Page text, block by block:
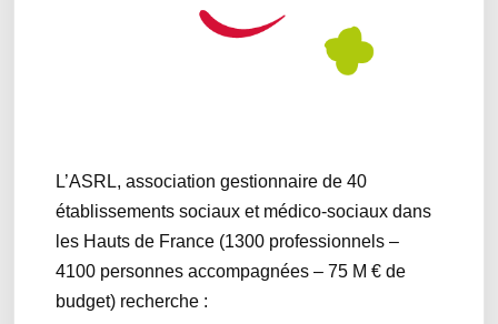
L’ASRL, association gestionnaire de 40
établissements sociaux et médico-sociaux dans
les Hauts de France (1300 professionnels –
4100 personnes accompagnées – 75 M € de
budget) recherche :